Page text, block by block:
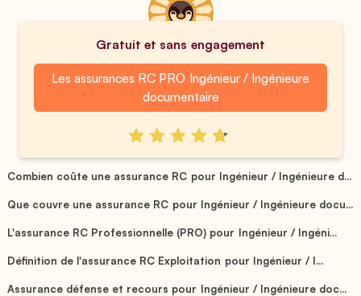
Gratuit et sans engagement
Les assurances RC PRO Ingénieur / Ingénieure
documentaire
Combien coûte une assurance RC pour Ingénieur / Ingénieure d...
Que couvre une assurance RC pour Ingénieur / Ingénieure docu...
L'assurance RC Professionnelle (PRO) pour Ingénieur / Ingéni...
Définition de l'assurance RC Exploitation pour Ingénieur / I...
Assurance défense et recours pour Ingénieur / Ingénieure doc...